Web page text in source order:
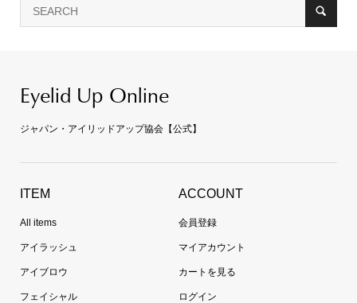
Eyelid Up Online
ジャパン・アイリッドアップ協会【公式】
ITEM
All items
アイラッシュ
アイブロウ
フェイシャル
ACCOUNT
会員登録
マイアカウント
カートを見る
ログイン